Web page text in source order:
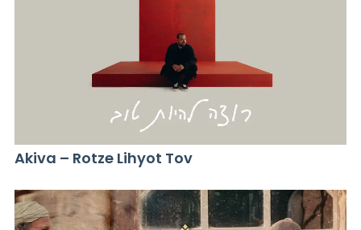
Akiva – Rotze Lihyot Tov